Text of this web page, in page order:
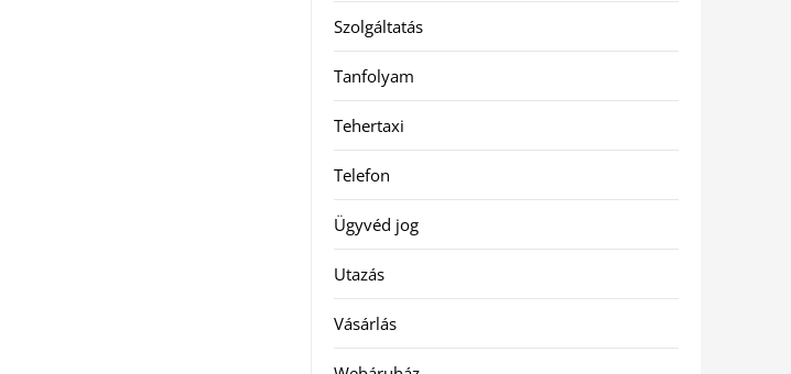
Szolgáltatás
Tanfolyam
Tehertaxi
Telefon
Ügyvéd jog
Utazás
Vásárlás